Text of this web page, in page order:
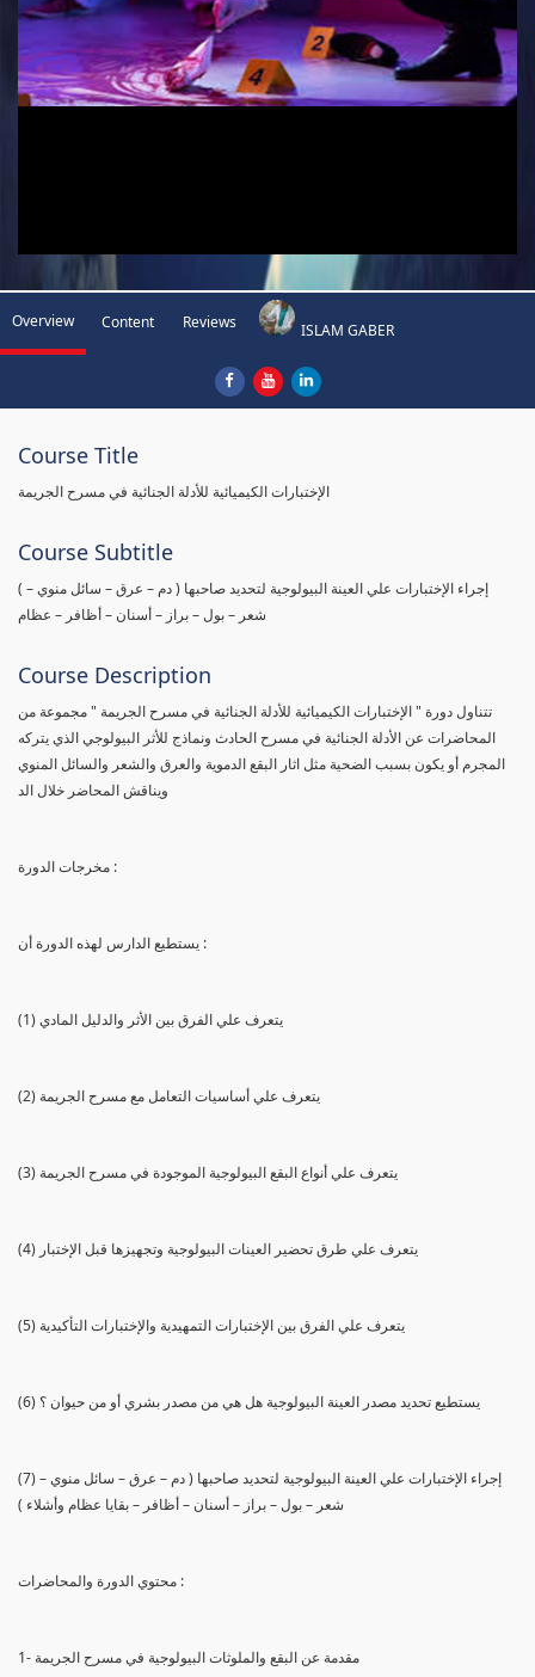
Overview Content Reviews ISLAM GABER
Course Title
الإختبارات الكيميائية للأدلة الجنائية في مسرح الجريمة
Course Subtitle
( إجراء الإختبارات علي العينة البيولوجية لتحديد صاحبها ( دم – عرق – سائل منوي –
شعر – بول – براز – أسنان – أظافر – عظام
Course Description
تتناول دورة " الإختبارات الكيميائية للأدلة الجنائية في مسرح الجريمة " مجموعة من
المحاضرات عن الأدلة الجنائية في مسرح الحادث ونماذج للأثر البيولوجي الذي يتركه
المجرم أو يكون بسبب الضحية مثل اثار البقع الدموية والعرق والشعر والسائل المنوي
ويناقش المحاضر خلال الد
مخرجات الدورة :
يستطيع الدارس لهذه الدورة أن :
(1) يتعرف علي الفرق بين الأثر والدليل المادي
(2) يتعرف علي أساسيات التعامل مع مسرح الجريمة
(3) يتعرف علي أنواع البقع البيولوجية الموجودة في مسرح الجريمة
(4) يتعرف علي طرق تحضير العينات البيولوجية وتجهيزها قبل الإختبار
(5) يتعرف علي الفرق بين الإختبارات التمهيدية والإختبارات التأكيدية
(6) يستطيع تحديد مصدر العينة البيولوجية هل هي من مصدر بشري أو من حيوان ؟
(7) إجراء الإختبارات علي العينة البيولوجية لتحديد صاحبها ( دم – عرق – سائل منوي –
شعر – بول – براز – أسنان – أظافر – بقايا عظام وأشلاء )
محتوي الدورة والمحاضرات :
1- مقدمة عن البقع والملوثات البيولوجية في مسرح الجريمة